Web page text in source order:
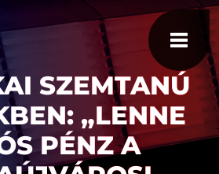
SZEMTANÚ
„LENNE
PÉNZ A